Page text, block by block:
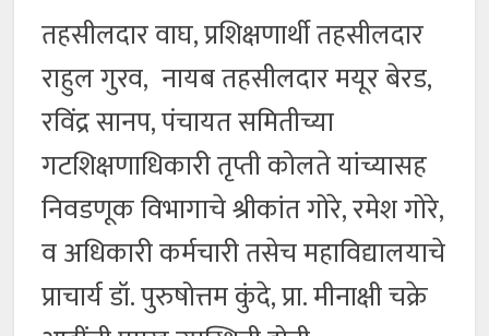
तहसीलदार वाघ, प्रशिक्षणार्थी तहसीलदार
राहुल गुरव, नायब तहसीलदार मयूर बेरड,
रविंद्र सानप, पंचायत समितीच्या
गटशिक्षणाधिकारी तृप्ती कोलते यांच्यासह
निवडणूक विभागाचे श्रीकांत गोरे, रमेश गोरे,
व अधिकारी कर्मचारी तसेच महाविद्यालयाचे
प्राचार्य डॉ. पुरुषोत्तम कुंदे, प्रा. मीनाक्षी चक्रे